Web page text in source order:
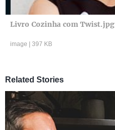
Livro Cozinha com Twist.jpg
image 397 KB
Related Stories